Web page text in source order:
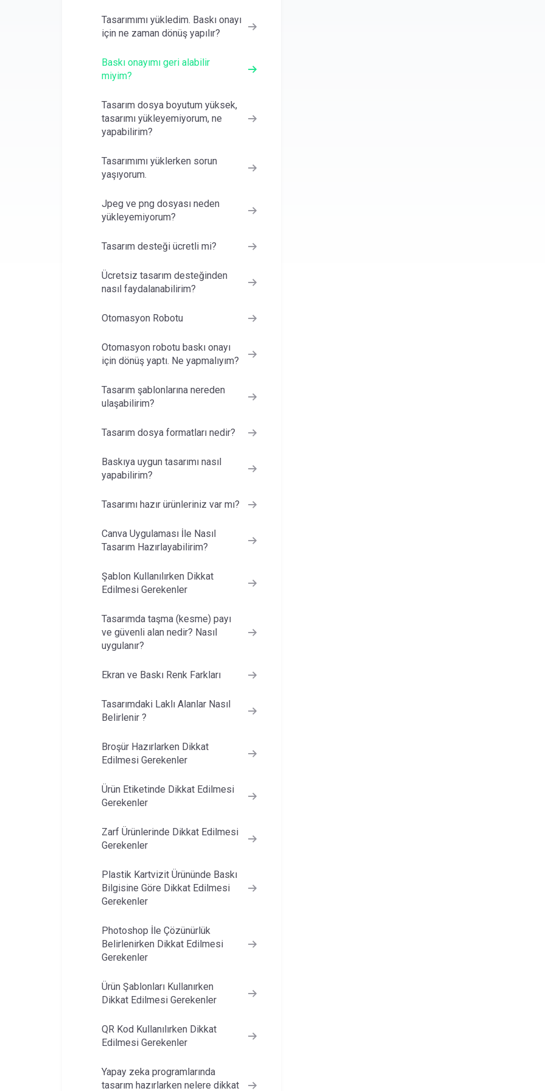
Tasarımımı yükledim. Baskı onayı
için ne zaman dönüş yapılır?
Baskı onayımı geri alabilir
miyim?
Tasarım dosya boyutum yüksek,
tasarımı yükleyemiyorum, ne
yapabilirim?
Tasarımımı yüklerken sorun
yaşıyorum.
Jpeg ve png dosyası neden
yükleyemiyorum?
Tasarım desteği ücretli mi?
Ücretsiz tasarım desteğinden
nasıl faydalanabilirim?
Otomasyon Robotu
Otomasyon robotu baskı onayı
için dönüş yaptı. Ne yapmalıyım?
Tasarım şablonlarına nereden
ulaşabilirim?
Tasarım dosya formatları nedir?
Baskıya uygun tasarımı nasıl
yapabilirim?
Tasarımı hazır ürünleriniz var mı?
Canva Uygulaması İle Nasıl
Tasarım Hazırlayabilirim?
Şablon Kullanılırken Dikkat
Edilmesi Gerekenler
Tasarımda taşma (kesme) payı
ve güvenli alan nedir? Nasıl
uygulanır?
Ekran ve Baskı Renk Farkları
Tasarımdaki Laklı Alanlar Nasıl
Belirlenir ?
Broşür Hazırlarken Dikkat
Edilmesi Gerekenler
Ürün Etiketinde Dikkat Edilmesi
Gerekenler
Zarf Ürünlerinde Dikkat Edilmesi
Gerekenler
Plastik Kartvizit Ürününde Baskı
Bilgisine Göre Dikkat Edilmesi
Gerekenler
Photoshop İle Çözünürlük
Belirlenirken Dikkat Edilmesi
Gerekenler
Ürün Şablonları Kullanırken
Dikkat Edilmesi Gerekenler
QR Kod Kullanılırken Dikkat
Edilmesi Gerekenler
Yapay zeka programlarında
tasarım hazırlarken nelere dikkat